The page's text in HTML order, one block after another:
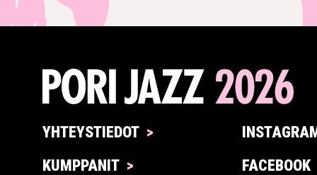
YHTEYSTIEDOT
KUMPPANIT
FACEBOOK